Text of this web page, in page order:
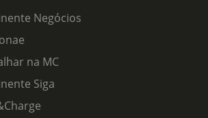
Negócios
na MC
Siga